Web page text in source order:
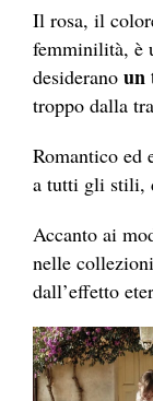
Il rosa, il
femminilità, è
desiderano un
troppo dalla
Romantico ed
a tutti gli stili,
Accanto ai
nelle
dall’effetto